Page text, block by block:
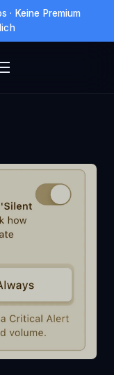
· Keine Premium